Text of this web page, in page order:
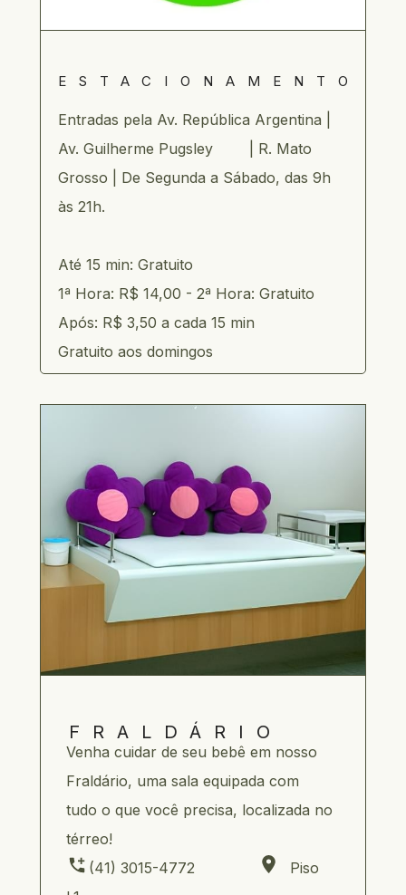
ESTACIONAMENTO
Entradas pela Av. República Argentina |
Av. Guilherme Pugsley
| R. Mato
Grosso | De Segunda a Sábado, das 9h
às 21h.
Até 15 min: Gratuito
1ª Hora: R$ 14,00 - 2ª Hora: Gratuito
Após: R$ 3,50 a cada 15 min
Gratuito aos domingos
FRALDÁRIO
Venha cuidar de seu bebê em nosso
Fraldário, uma sala equipada com
tudo o que você precisa, localizada no
térreo!
(41) 3015-4772                     Piso